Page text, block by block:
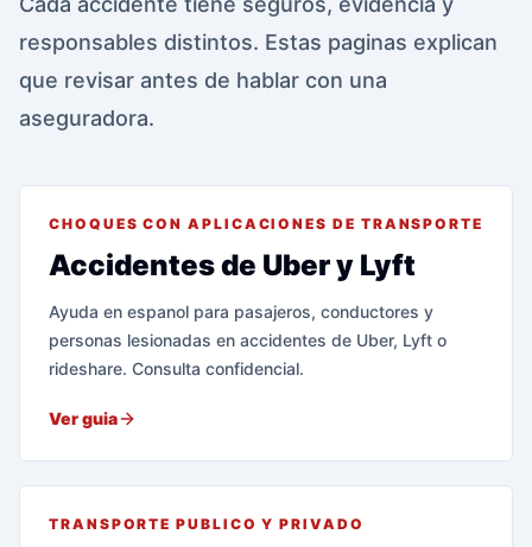
responsables distintos. Estas paginas explican
que revisar antes de hablar con una
aseguradora.
CHOQUES CON APLICACIONES DE TRANSPORTE
Accidentes de Uber y Lyft
Ayuda en espanol para pasajeros, conductores y
personas lesionadas en accidentes de Uber, Lyft o
rideshare. Consulta confidencial.
Ver guia
TRANSPORTE PUBLICO Y PRIVADO